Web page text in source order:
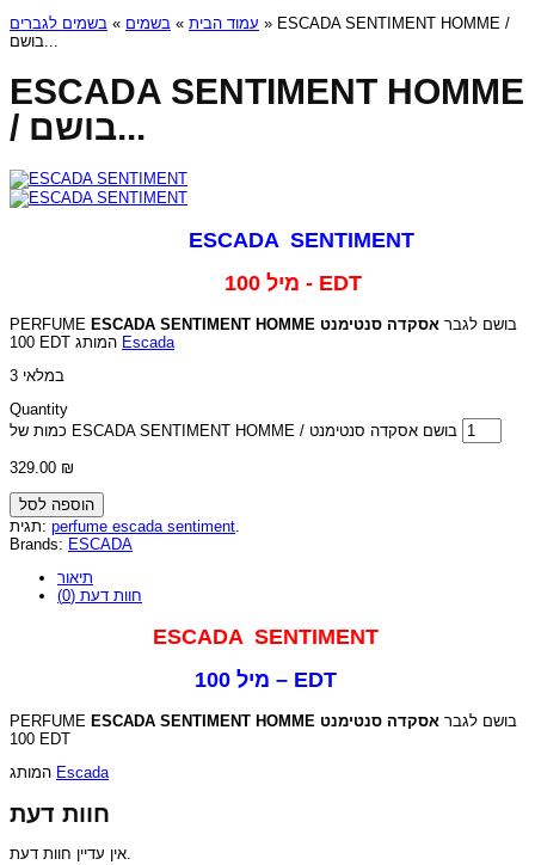
עמוד הבית » בשמים » בשמים לגברים
» ESCADA SENTIMENT HOMME /
בושם...
ESCADA SENTIMENT HOMME
/ בושם...
ESCADA SENTIMENT
100 מיל - EDT
PERFUME ESCADA SENTIMENT HOMME בושם לגבר אסקדה סנטימנט
Escada
3 במלאי
Quantity
כמות של ESCADA SENTIMENT HOMME / בושם אסקדה סנטימנט
329.00 ₪
הוספה לסל
תגית: perfume escada sentiment.
Brands: ESCADA
תיאור
חוות דעת (0)
ESCADA SENTIMENT
100 מיל – EDT
PERFUME ESCADA SENTIMENT HOMME בושם לגבר אסקדה סנטימנט
100 EDT
Escada
חוות דעת
אין עדיין חוות דעת.